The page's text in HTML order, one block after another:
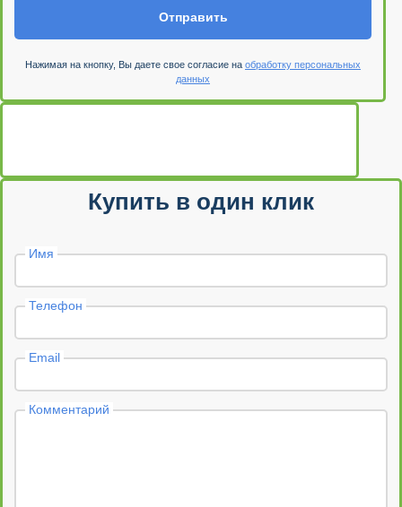
Отправить
Нажимая на кнопку, Вы даете свое согласие на обработку персональных
данных
Купить в один клик
Имя
Телефон
Email
Комментарий